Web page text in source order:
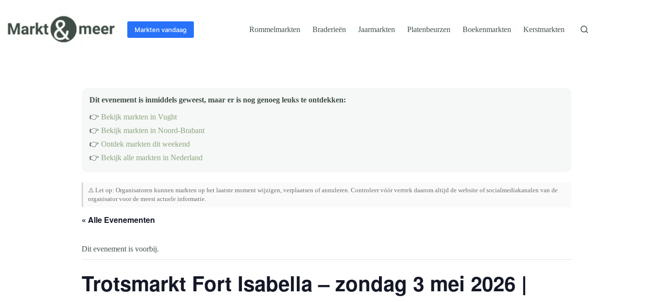
inhoud
Markten vandaag Rommelmarkten Braderieën Jaarmarkten Platenbeurzen Boekenmarkten Kerstmarkten
Dit evenement is inmiddels geweest, maar er is nog genoeg leuks te ontdekken:
👉 Bekijk markten in Vught
👉 Bekijk markten in Noord-Brabant
👉 Ontdek markten dit weekend
👉 Bekijk alle markten in Nederland
⚠️ Let op: Organisatoren kunnen markten op het laatste moment wijzigen, verplaatsen of annuleren. Controleer vóór vertrek daarom altijd de website of socialmediakanalen van de
organisator voor de meest actuele informatie.
« Alle Evenementen
Dit evenement is voorbij.
Trotsmarkt Fort Isabella – zondag 3 mei 2026 |